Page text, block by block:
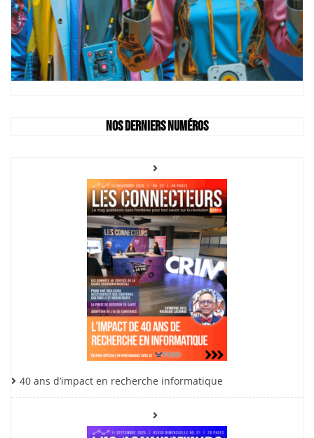
Nos derniers numéros
40 ans d’impact en recherche informatique